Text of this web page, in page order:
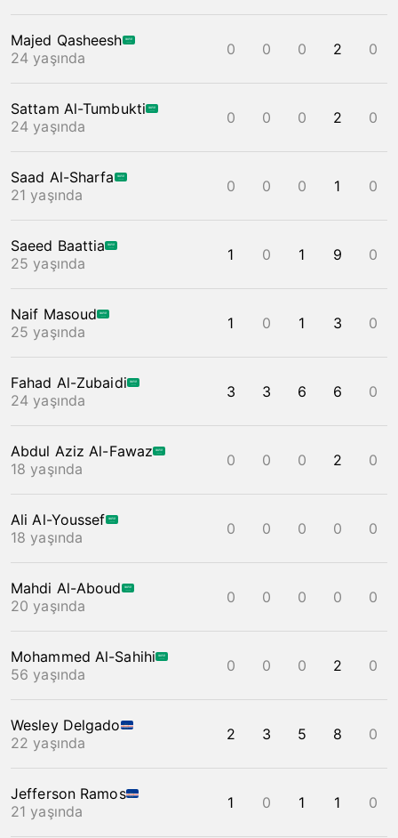
Majed Qasheesh
24 yaşında
0 0 0 2 0
Sattam Al-Tumbukti
24 yaşında
0 0 0 2 0
Saad Al-Sharfa
21 yaşında
0 0 0 1 0
Saeed Baattia
25 yaşında
1 0 1 9 0
Naif Masoud
25 yaşında
1 0 1 3 0
Fahad Al-Zubaidi
24 yaşında
3 3 6 6 0
Abdul Aziz Al-Fawaz
18 yaşında
0 0 0 2 0
Ali Al-Youssef
18 yaşında
0 0 0 0 0
Mahdi Al-Aboud
20 yaşında
0 0 0 0 0
Mohammed Al-Sahihi
56 yaşında
0 0 0 2 0
Wesley Delgado
22 yaşında
2 3 5 8 0
Jefferson Ramos
21 yaşında
1 0 1 1 0